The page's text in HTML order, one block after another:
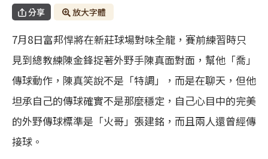
分享 放大字體
7月8日富邦悍將在新莊球場對味全龍，賽前練習時只
見到總教練陳金鋒捉著外野手陳真面對面，幫他「喬」
傳球動作，陳真笑說不是「特調」，而是在聊天，但他
坦承自己的傳球確實不是那麼穩定，自己心目中的完美
的外野傳球標準是「火哥」張建銘，而且兩人還曾經傳
接球。